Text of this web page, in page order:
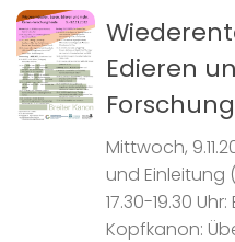
Edieren
Mittwoch,
und Einleitung
17.30-19.30
Kopfkanon: